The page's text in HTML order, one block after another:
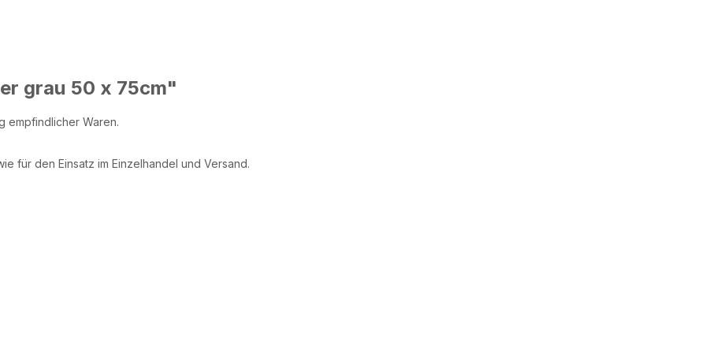
grau 50 x 75cm"
empfindlicher Waren.
für den Einsatz im Einzelhandel und Versand.